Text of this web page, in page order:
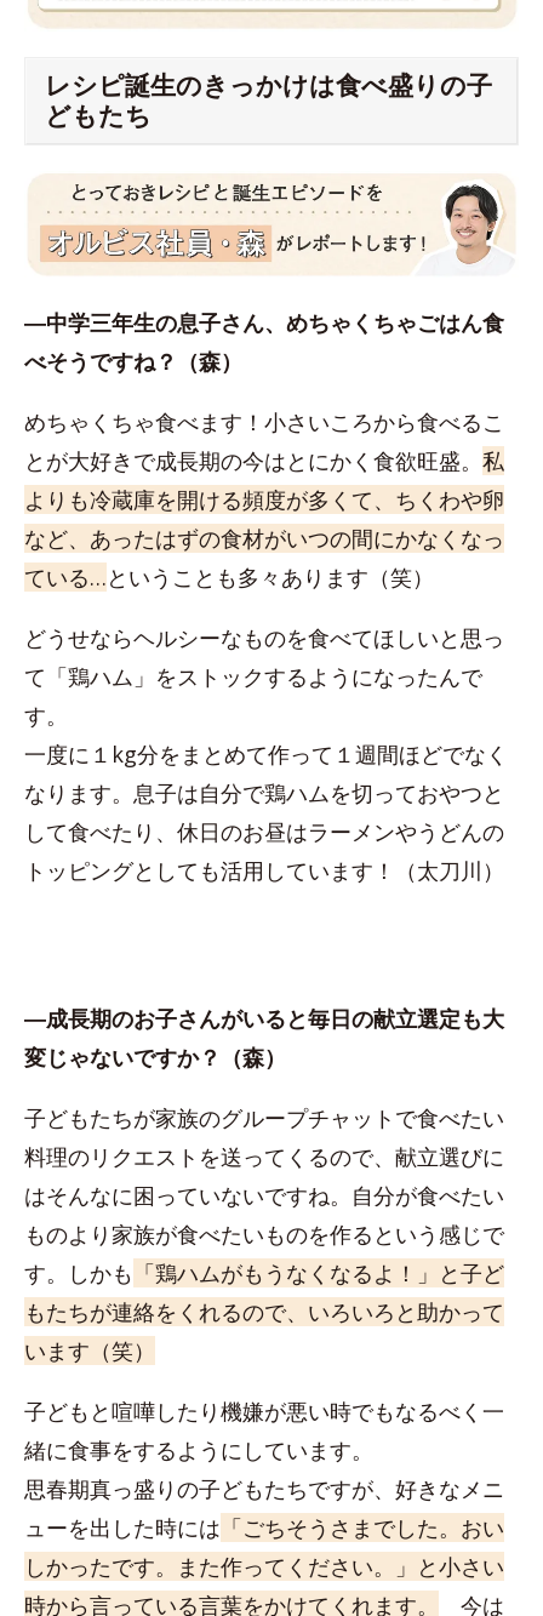
レシピ誕生のきっかけは食べ盛りの子
どもたち
―中学三年生の息子さん、めちゃくちゃごはん食
べそうですね？（森）
めちゃくちゃ食べます！小さいころから食べるこ
とが大好きで成長期の今はとにかく食欲旺盛。 私
よりも冷蔵庫を開ける頻度が多くて、ちくわや卵
など、あったはずの食材がいつの間にかなくなっ
ている…ということも多々あります（笑）
どうせならヘルシーなものを食べてほしいと思っ
て「鶏ハム」をストックするようになったんで
す。
一度に１kg分をまとめて作って１週間ほどでなく
なります。息子は自分で鶏ハムを切っておやつと
して食べたり、休日のお昼はラーメンやうどんの
トッピングとしても活用しています！（太刀川）
―成長期のお子さんがいると毎日の献立選定も大
変じゃないですか？（森）
子どもたちが家族のグループチャットで食べたい
料理のリクエストを送ってくるので、献立選びに
はそんなに困っていないですね。自分が食べたい
ものより家族が食べたいものを作るという感じで
す。しかも 「鶏ハムがもうなくなるよ！」と子ど
もたちが連絡をくれるので、いろいろと助かって
います（笑）
子どもと喧嘩したり機嫌が悪い時でもなるべく一
緒に食事をするようにしています。
思春期真っ盛りの子どもたちですが、好きなメニ
ューを出した時には 「ごちそうさまでした。おい
しかったです。また作ってください。」と小さい
時から言っている言葉をかけてくれます。
今は